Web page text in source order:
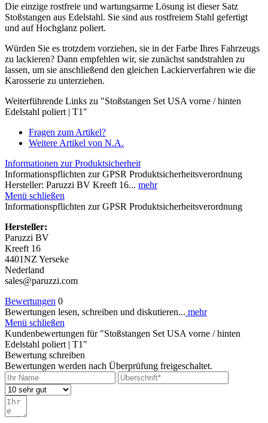
Die einzige rostfreie und wartungsarme Lösung ist dieser Satz
Stoßstangen aus Edelstahl. Sie sind aus rostfreiem Stahl gefertigt
und auf Hochglanz poliert.
Würden Sie es trotzdem vorziehen, sie in der Farbe Ihres Fahrzeugs
zu lackieren? Dann empfehlen wir, sie zunächst sandstrahlen zu
lassen, um sie anschließend den gleichen Lackierverfahren wie die
Karosserie zu unterziehen.
Weiterführende Links zu "Stoßstangen Set USA vorne / hinten
Edelstahl poliert | T1"
Fragen zum Artikel?
Weitere Artikel von N.A.
Informationen zur Produktsicherheit
Informationspflichten zur GPSR Produktsicherheitsverordnung
Hersteller: Paruzzi BV Kreeft 16... mehr
Menü schließen
Informationspflichten zur GPSR Produktsicherheitsverordnung
Hersteller:
Paruzzi BV
Kreeft 16
4401NZ Yerseke
Nederland
sales@paruzzi.com
Bewertungen 0
Bewertungen lesen, schreiben und diskutieren... mehr
Menü schließen
Kundenbewertungen für "Stoßstangen Set USA vorne / hinten
Edelstahl poliert | T1"
Bewertung schreiben
Bewertungen werden nach Überprüfung freigeschaltet.